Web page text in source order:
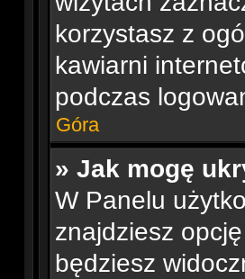
korzystasz z
kawiarni
podczas
Góra
» Jak mogę
W Panelu
znajdziesz
będziesz